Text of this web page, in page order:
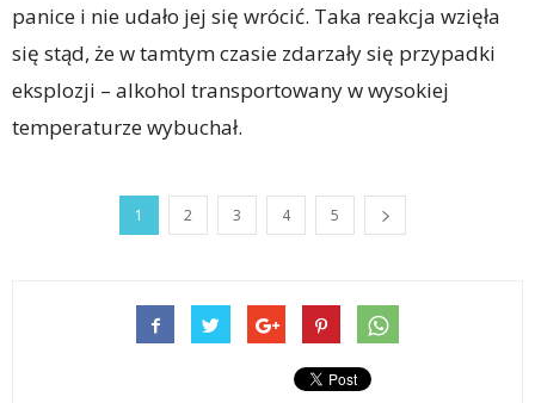
panice i nie udało jej się wrócić. Taka reakcja wzięła
się stąd, że w tamtym czasie zdarzały się przypadki
eksplozji – alkohol transportowany w wysokiej
temperaturze wybuchał.
1 2 3 4 5